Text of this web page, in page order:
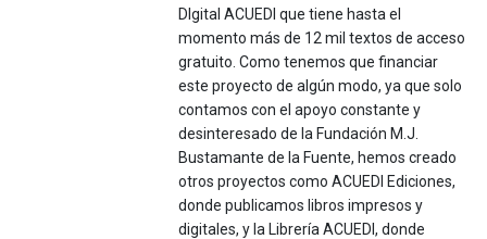
DIgital ACUEDI que tiene hasta el
momento más de 12 mil textos de acceso
gratuito. Como tenemos que financiar
este proyecto de algún modo, ya que solo
contamos con el apoyo constante y
desinteresado de la Fundación M.J.
Bustamante de la Fuente, hemos creado
otros proyectos como ACUEDI Ediciones,
donde publicamos libros impresos y
digitales, y la Librería ACUEDI, donde